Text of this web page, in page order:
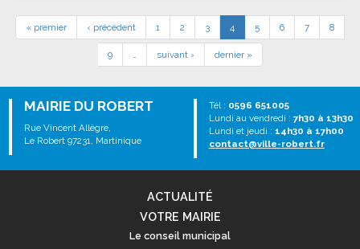
« premier ‹ précédent 1 2 3 4 5 6 7 8
9 … suivant › dernier »
MAIRIE DU ROBERT
Rue Vincent Allègre,
Le Robert 97231, Martinique
Tél : 0596 651005
Lundi au vendredi : 7h30 à 13h30
Lundi et jeudi : 14h30 à 17h00
contact@ville-robert.fr
ACTUALITÉ
VOTRE MAIRIE
Le conseil municipal